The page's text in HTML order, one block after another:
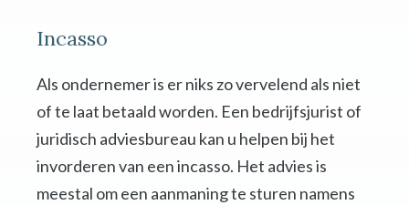
Incasso
Als ondernemer is er niks zo vervelend als niet
of te laat betaald worden. Een bedrijfsjurist of
juridisch adviesbureau kan u helpen bij het
invorderen van een incasso. Het advies is
meestal om een aanmaning te sturen namens